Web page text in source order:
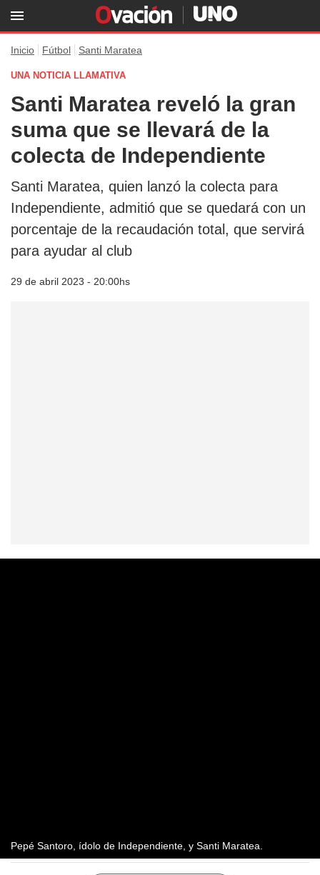
Inicio Fútbol Santi Maratea
UNA NOTICIA LLAMATIVA
Santi Maratea reveló la gran
suma que se llevará de la
colecta de Independiente
Santi Maratea, quien lanzó la colecta para
Independiente, admitió que se quedará con un
porcentaje de la recaudación total, que servirá
para ayudar al club
29 de abril 2023 - 20:00hs
Pepé Santoro, ídolo de Independiente, y Santi Maratea.